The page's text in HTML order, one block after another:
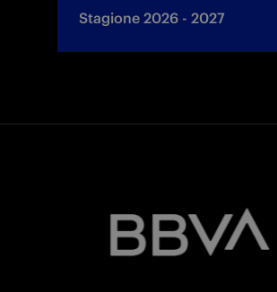
Stagione 2026 - 2027